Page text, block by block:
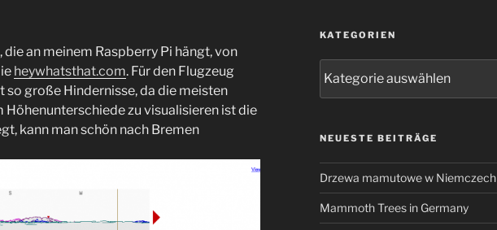
, die an meinem Raspberry Pi hängt, von
heywhatsthat.com. Für den Flugzeug
so große Hindernisse, da die meisten
Höhenunterschiede zu visualisieren ist die
kann man schön nach Bremen
KATEGORIEN
NEUESTE BEITRÄGE
Drzewa mamutowe w Niemczech
Mammoth Trees in Germany